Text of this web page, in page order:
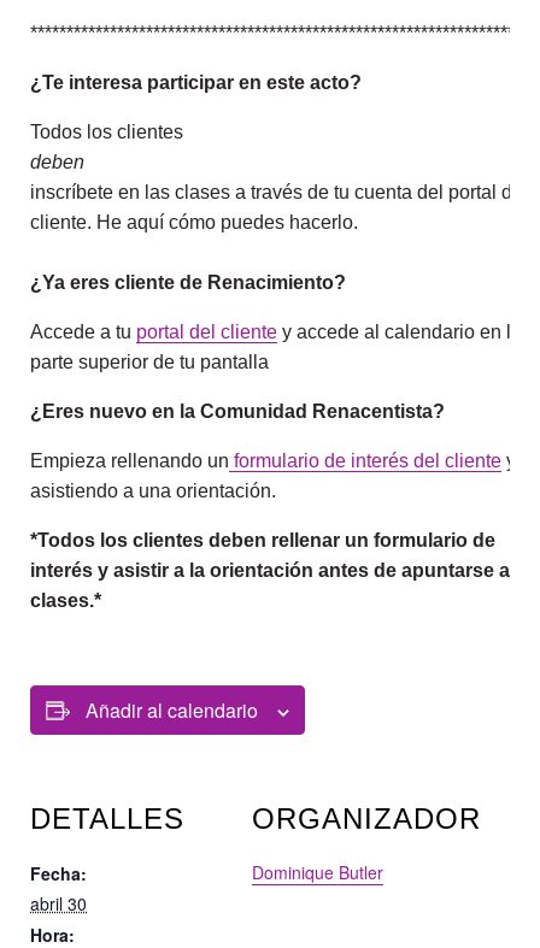
¿Te interesa participar en este acto?
Todos los clientes
deben
inscríbete en las clases a través de tu cuenta del portal del
cliente. He aquí cómo puedes hacerlo.
¿Ya eres cliente de Renacimiento?
Accede a tu portal del cliente y accede al calendario en la
parte superior de tu pantalla
¿Eres nuevo en la Comunidad Renacentista?
Empieza rellenando un formulario de interés del cliente y
asistiendo a una orientación.
*Todos los clientes deben rellenar un formulario de
interés y asistir a la orientación antes de apuntarse a las
clases.*
Añadir al calendario
DETALLES
Fecha:
abril 30
Hora:
ORGANIZADOR
Dominique Butler